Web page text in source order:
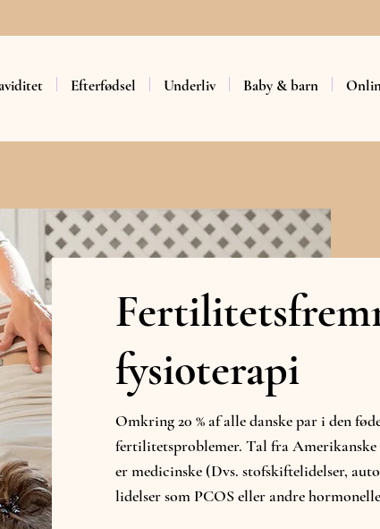
Efterfødsel Underliv Baby & barn
fysioterapi
Omkring 20 % af alle danske par i den
fertilitetsproblemer. Tal fra
er medicinske (Dvs. stofskiftelidelser,
lidelser som PCOS eller andre